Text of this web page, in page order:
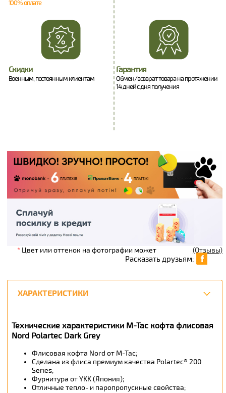
100% оплате
Скидки
Военным, постоянным клиентам
Гарантия
Обмен/возврат товара на протяжении
14 дней с дня получения
(Отзывы)
Расказать друзьям:
ХАРАКТЕРИСТИКИ
Технические характеристики M-Tac кофта флисовая
Nord Polartec Dark Grey
Флисовая кофта Nord от M-Tac;
Сделана из флиса премиум качества Polartec® 200
Series;
Фурнитура от YKK (Япония);
Отличные тепло- и паропропускные свойства;
*Цвет или оттенок на фотографии может